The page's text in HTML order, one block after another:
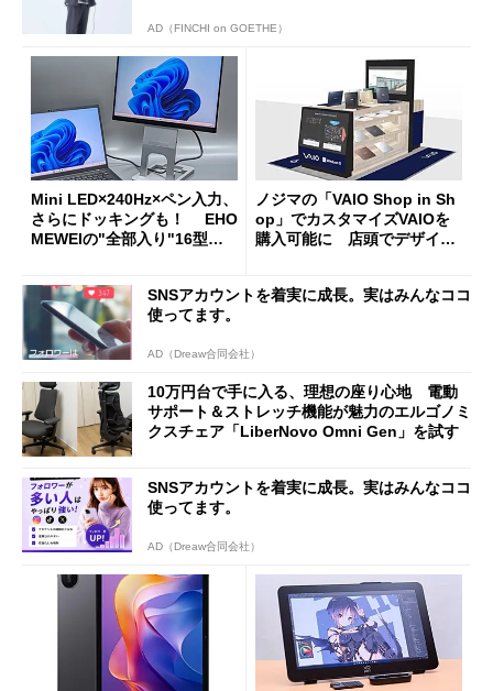
AD（FINCHI on GOETHE）
Mini LED×240Hz×ペン入力、
さらにドッキングも！ EHO
MEWEIの"全部入り"16型モ
ノジマの「VAIO Shop in Sh
op」でカスタマイズVAIOを
購入可能に 店頭でデザイン
SNSアカウントを着実に成長。実はみんなココ
使ってます。
AD（Dreaw合同会社）
10万円台で手に入る、理想の座り心地 電動
サポート＆ストレッチ機能が魅力のエルゴノミ
クスチェア「LiberNovo Omni Gen」を試す
SNSアカウントを着実に成長。実はみんなココ
使ってます。
AD（Dreaw合同会社）